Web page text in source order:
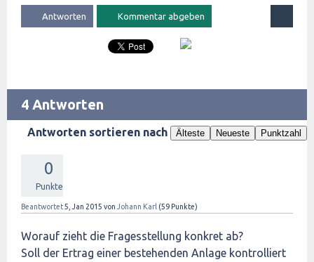
4 Antworten
Antworten sortieren nach Älteste Neueste Punktzahl
0
Punkte
Beantwortet5, Jan 2015 von Johann Karl (59 Punkte)
Worauf zieht die Fragesstellung konkret ab?
Soll der Ertrag einer bestehenden Anlage kontrolliert